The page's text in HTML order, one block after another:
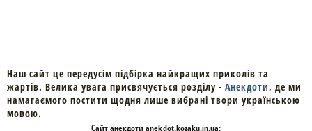
Наш сайт це передусім підбірка найкращих приколів та
жартів. Велика увага присвячується розділу - Анекдоти, де ми
намагаємого постити щодня лише вибрані твори українською
мовою.
Cайтанекдоти anekdot.kozaku.in.ua: